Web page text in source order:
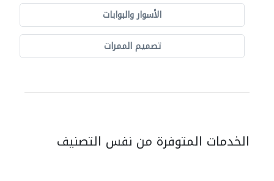
الأسوار والبوابات
تصميم الممرات
الخدمات المتوفرة من نفس التصنيف